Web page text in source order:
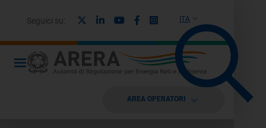
ITA
Seguici su: LinkedinYoutubeFacebook
Instagram
AREA OPERATORI